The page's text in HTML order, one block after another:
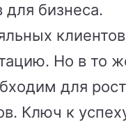
бизнеса.
Но в то
для
Ключ к